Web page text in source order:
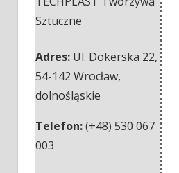
Sztuczne
Adres: Ul. Dokerska 22,
54-142 Wrocław,
dolnośląskie
Telefon:(+48) 530 067
003